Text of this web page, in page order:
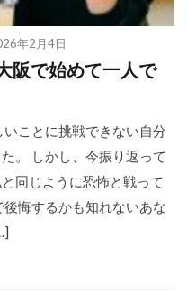
年2月4日
阪で始めて一人で
ことに挑戦できない自分
。 しかし、今振り返って
同じように恐怖と戦って
悔するかも知れないあな